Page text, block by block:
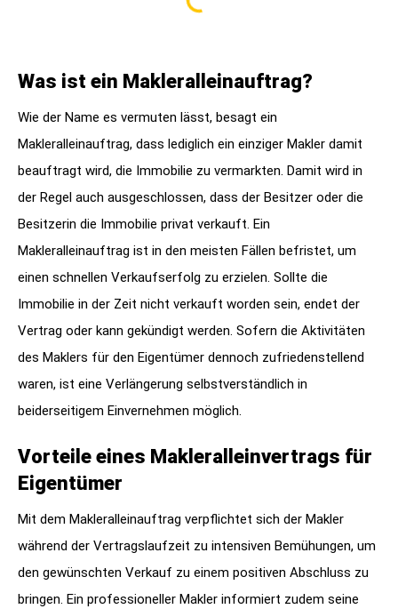
Was ist ein Makleralleinauftrag?
Wie der Name es vermuten lässt, besagt ein
Makleralleinauftrag, dass lediglich ein einziger Makler damit
beauftragt wird, die Immobilie zu vermarkten. Damit wird in
der Regel auch ausgeschlossen, dass der Besitzer oder die
Besitzerin die Immobilie privat verkauft. Ein
Makleralleinauftrag ist in den meisten Fällen befristet, um
einen schnellen Verkaufserfolg zu erzielen. Sollte die
Immobilie in der Zeit nicht verkauft worden sein, endet der
Vertrag oder kann gekündigt werden. Sofern die Aktivitäten
des Maklers für den Eigentümer dennoch zufriedenstellend
waren, ist eine Verlängerung selbstverständlich in
beiderseitigem Einvernehmen möglich.
Vorteile eines Makleralleinvertrags für
Eigentümer
Mit dem Makleralleinauftrag verpflichtet sich der Makler
während der Vertragslaufzeit zu intensiven Bemühungen, um
den gewünschten Verkauf zu einem positiven Abschluss zu
bringen. Ein professioneller Makler informiert zudem seine